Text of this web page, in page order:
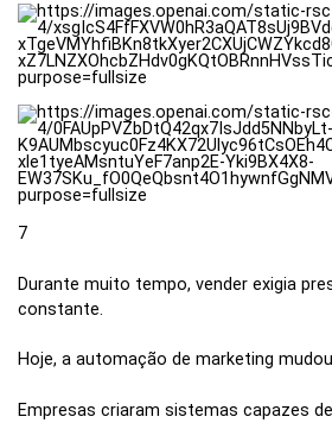
7
Durante muito tempo, vender exigia
constante.
Hoje, a automação de marketing
Empresas criaram sistemas capazes